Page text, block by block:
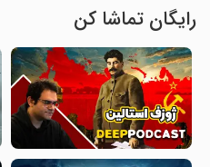
رایگان تماشا کن